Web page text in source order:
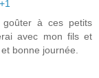
à ces petits
avec mon fils et
bonne journée.